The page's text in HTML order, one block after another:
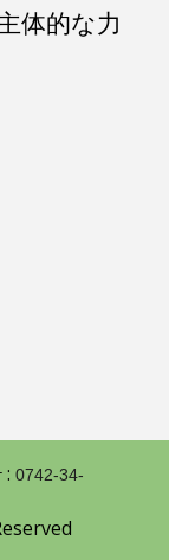
体的な力
0742-34-